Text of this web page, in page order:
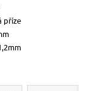
příze